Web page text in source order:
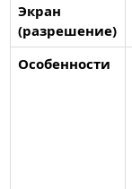
Экран
(разрешение)
Особенности